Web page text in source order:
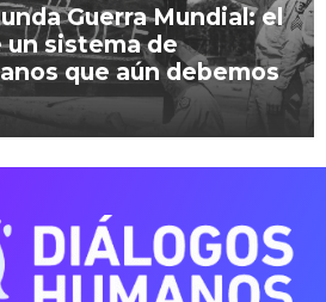
Guerra Mundial: el
sistema de
que aún debemos